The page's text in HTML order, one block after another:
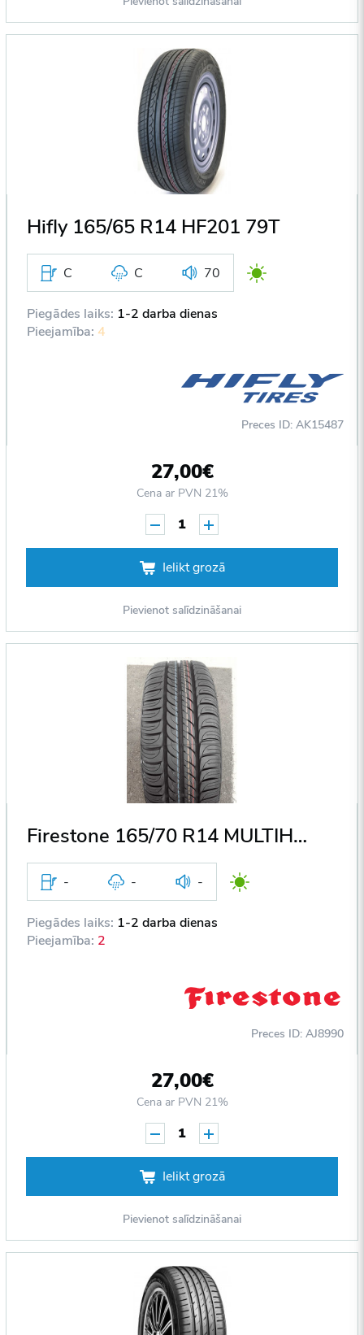
Hifly 165/65 R14 HF201 79T
C C 70
Piegādes laiks: 1-2 darba dienas
Pieejamība: 4
Preces ID: AK15487
27,00€
Cena ar PVN 21%
1
Ielikt grozā
Pievienot salīdzināšanai
Firestone 165/70 R14 MULTIHWAWK 81T DOT2009
- - -
Piegādes laiks: 1-2 darba dienas
Pieejamība: 2
Preces ID: AJ8990
27,00€
Cena ar PVN 21%
1
Ielikt grozā
Pievienot salīdzināšanai